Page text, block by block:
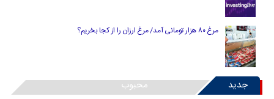
مرغ ۸۰ هزار تومانی آمد/ مرغ ارزان را از کجا بخریم؟
جدید محبوب